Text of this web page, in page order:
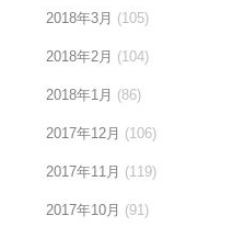
2018年3月 (105)
2018年2月 (104)
2018年1月 (86)
2017年12月 (106)
2017年11月 (119)
2017年10月 (91)